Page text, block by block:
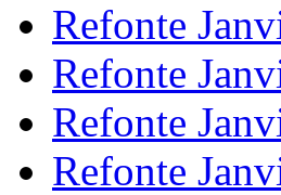
Refonte
Refonte
Refonte
Refonte